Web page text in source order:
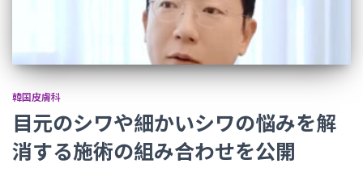
韓国皮膚科
目元のシワや細かいシワの悩みを解
消する施術の組み合わせを公開